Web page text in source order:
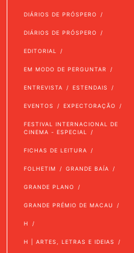
DIÁRIOS DE PRÓSPERO
DIÁRIOS DE PRÓSPERO
EDITORIAL
EM MODO DE PERGUNTAR
ENTREVISTA ESTENDAIS
EVENTOS EXPECTORAÇÃO
FESTIVAL INTERNACIONAL DE
CINEMA - ESPECIAL
FICHAS DE LEITURA
FOLHETIM GRANDE BAÍA
GRANDE PLANO
GRANDE PRÉMIO DE MACAU
H
H | ARTES, LETRAS E IDEIAS